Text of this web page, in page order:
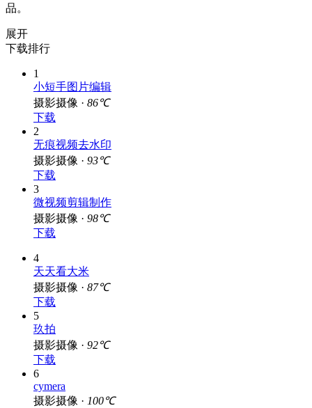
品。
展开
下载排行
1
小短手图片编辑
摄影摄像 · 86℃
下载
2
无痕视频去水印
摄影摄像 · 93℃
下载
3
微视频剪辑制作
摄影摄像 · 98℃
下载
4
天天看大米
摄影摄像 · 87℃
下载
5
玖拍
摄影摄像 · 92℃
下载
6
cymera
摄影摄像 · 100℃